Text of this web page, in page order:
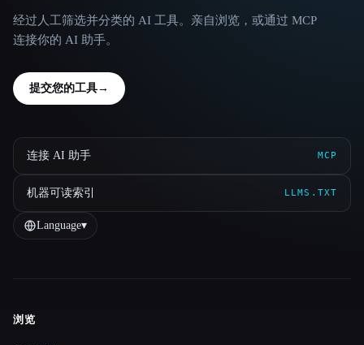
经过人工筛选并分类的 AI 工具。亲自浏览，或通过 MCP
连接你的 AI 助手。
提交您的工具→
连接 AI 助手 MCP
机器可读索引 LLMS.TXT
Language▾
Site navigation
浏览